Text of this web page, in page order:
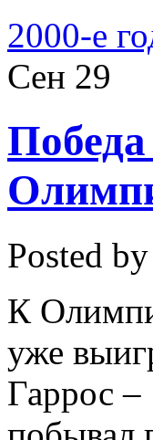
2000-е
Сен 29
Posted
К
уже
Гаррос